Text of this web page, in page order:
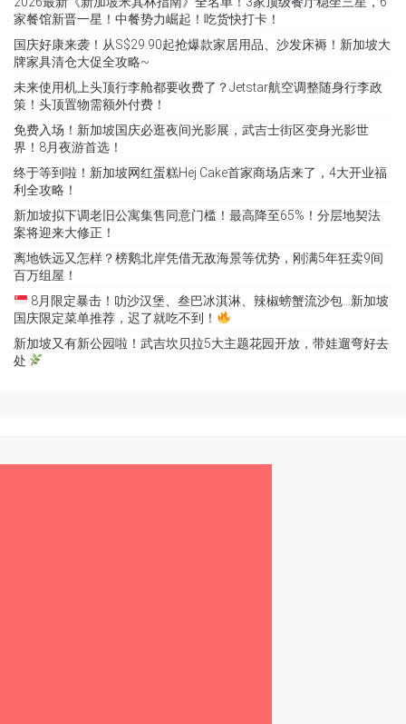
家餐馆新晋一星！中餐势力崛起！吃货快打卡！
国庆好康来袭！从S$29.90起抢爆款家居用品、沙发床褥！新加坡大
牌家具清仓大促全攻略~
未来使用机上头顶行李舱都要收费了？Jetstar航空调整随身行李政
策！头顶置物需额外付费！
免费入场！新加坡国庆必逛夜间光影展，武吉士街区变身光影世
界！8月夜游首选！
终于等到啦！新加坡网红蛋糕Hej Cake首家商场店来了，4大开业福
利全攻略！
新加坡拟下调老旧公寓集售同意门槛！最高降至65%！分层地契法
案将迎来大修正！
离地铁远又怎样？榜鹅北岸凭借无敌海景等优势，刚满5年狂卖9间
百万组屋！
8月限定暴击！叻沙汉堡、叁巴冰淇淋、辣椒螃蟹流沙包…新加坡
国庆限定菜单推荐，迟了就吃不到！
新加坡又有新公园啦！武吉坎贝拉5大主题花园开放，带娃遛弯好去
处